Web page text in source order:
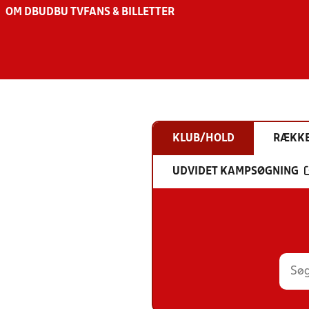
OM DBU DBU TV FANS & BILLETTER
KLUB/HOLD
UDVIDET KAMPSØGNING